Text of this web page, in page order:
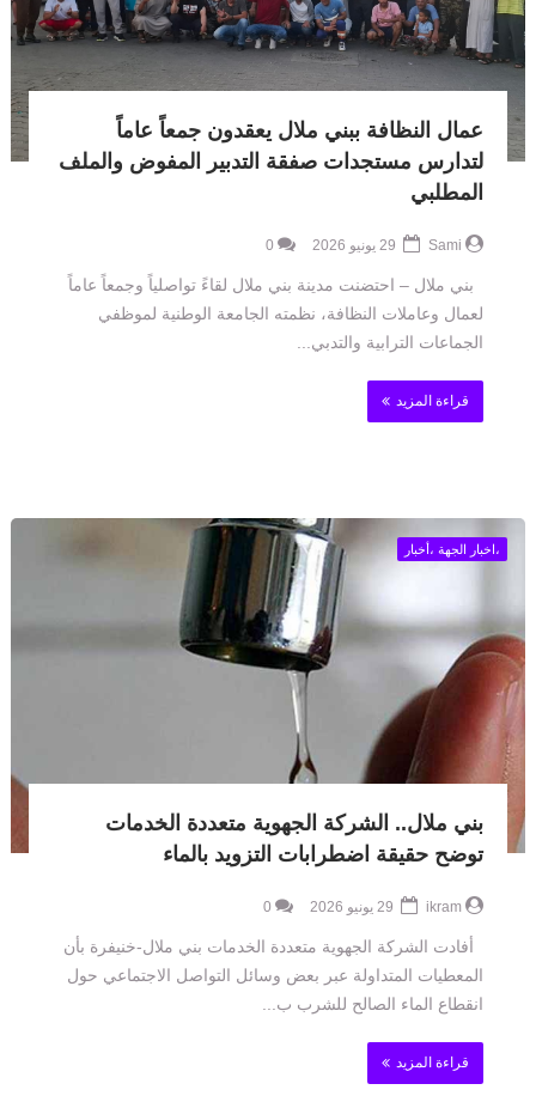
عمال النظافة ببني ملال يعقدون جمعاً عاماً
لتدارس مستجدات صفقة التدبير المفوض والملف
المطلبي
Sami
0
بني ملال – احتضنت مدينة بني ملال لقاءً تواصلياً وجمعاً عاماً
لعمال وعاملات النظافة، نظمته الجامعة الوطنية لموظفي
الجماعات الترابية والتدبي...
قراءة المزيد
،اخبار الجهة ،أخبار
بني ملال.. الشركة الجهوية متعددة الخدمات
توضح حقيقة اضطرابات التزويد بالماء
ikram
0
أفادت الشركة الجهوية متعددة الخدمات بني ملال-خنيفرة بأن
المعطيات المتداولة عبر بعض وسائل التواصل الاجتماعي حول
انقطاع الماء الصالح للشرب ب...
قراءة المزيد